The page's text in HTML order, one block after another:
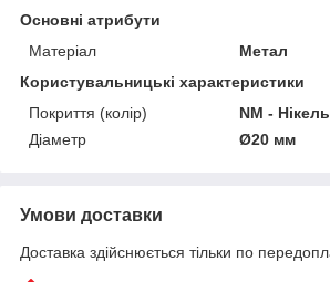
Основні атрибути
Матеріал
Метал
Користувальницькі характеристики
Покриття (колір)
NM - Нікель
Діаметр
Ø20 мм
Умови доставки
Доставка здійснюється тільки по